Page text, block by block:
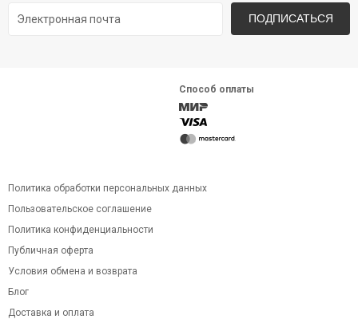
ПОДПИСАТЬСЯ
Способ оплаты
Политика обработки персональных данных
Пользовательское соглашение
Политика конфиденциальности
Публичная оферта
Условия обмена и возврата
Блог
Доставка и оплата